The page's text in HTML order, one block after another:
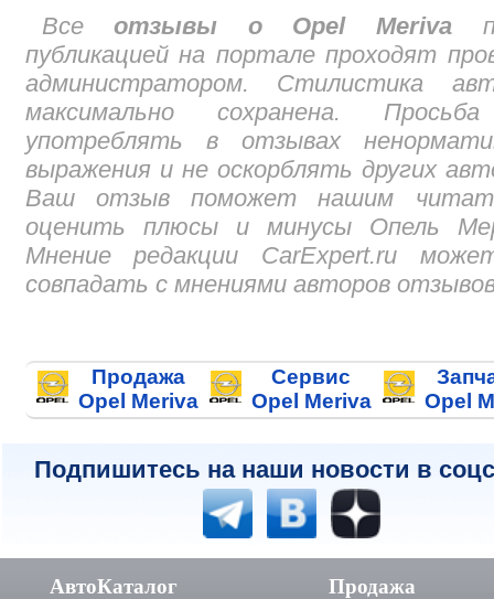
Всеотзывы о Opel Meriva
публикацией на портале проходят
администратором. Стилистика
максимально сохранена.
употреблять в отзывах
выражения и не оскорблять других
Ваш отзыв поможет нашим
оценить плюсы и минусы Опель
Мнение редакции CarExpert.ru
совпадать с мнениями авторов
Продажа
Opel Meriva
Сервис
Opel Meriva
Opel
Подпишитесь на наши новости в
АвтоКаталог Продажа